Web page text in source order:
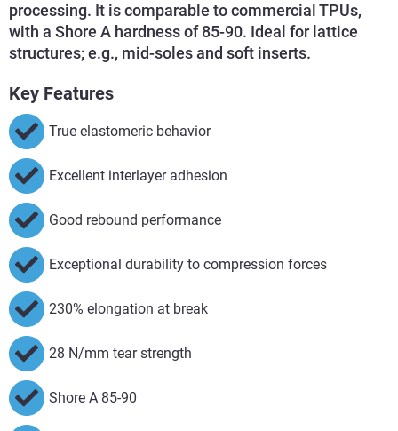
processing. It is comparable to commercial TPUs,
with a Shore A hardness of 85-90. Ideal for lattice
structures; e.g., mid-soles and soft inserts.
Key Features
True elastomeric behavior
Excellent interlayer adhesion
Good rebound performance
Exceptional durability to compression forces
230% elongation at break
28 N/mm tear strength
Shore A 85-90